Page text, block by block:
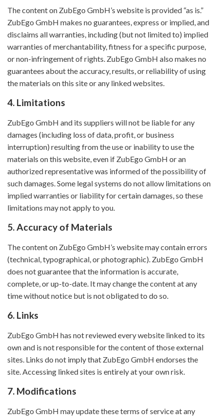
The content on ZubEgo GmbH’s website is provided “as is.”
ZubEgo GmbH makes no guarantees, express or implied, and
disclaims all warranties, including (but not limited to) implied
warranties of merchantability, fitness for a specific purpose,
or non-infringement of rights. ZubEgo GmbH also makes no
guarantees about the accuracy, results, or reliability of using
the materials on this site or any linked websites.
4. Limitations
ZubEgo GmbH and its suppliers will not be liable for any
damages (including loss of data, profit, or business
interruption) resulting from the use or inability to use the
materials on this website, even if ZubEgo GmbH or an
authorized representative was informed of the possibility of
such damages. Some legal systems do not allow limitations on
implied warranties or liability for certain damages, so these
limitations may not apply to you.
5. Accuracy of Materials
The content on ZubEgo GmbH’s website may contain errors
(technical, typographical, or photographic). ZubEgo GmbH
does not guarantee that the information is accurate,
complete, or up-to-date. It may change the content at any
time without notice but is not obligated to do so.
6. Links
ZubEgo GmbH has not reviewed every website linked to its
own and is not responsible for the content of those external
sites. Links do not imply that ZubEgo GmbH endorses the
site. Accessing linked sites is entirely at your own risk.
7. Modifications
ZubEgo GmbH may update these terms of service at any